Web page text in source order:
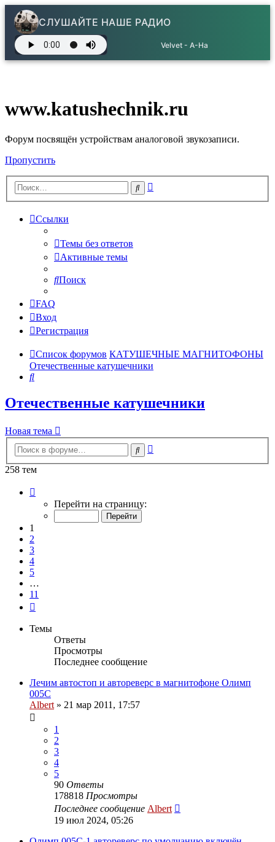
СЛУШАЙТЕ НАШЕ РАДИО
Velvet - A-Ha
www.katushechnik.ru
Форум посвящён устройствам аналоговой звукозаписи.
Пропустить
Поиск
Ссылки
Темы без ответов
Активные темы
Поиск
FAQ
Вход
Регистрация
Список форумов КАТУШЕЧНЫЕ МАГНИТОФОНЫ
Отечественные катушечники
Поиск
Отечественные катушечники
Новая тема
Поиск
258 тем
Перейти на страницу:
1
2
3
4
5
…
11
Темы
Ответы
Просмотры
Последнее сообщение
Лечим автостоп и автореверс в магнитофоне Олимп
005С
Albert » 21 мар 2011, 17:57
1
2
3
4
5
90 Ответы
178818 Просмотры
Последнее сообщение Albert
19 июл 2024, 05:26